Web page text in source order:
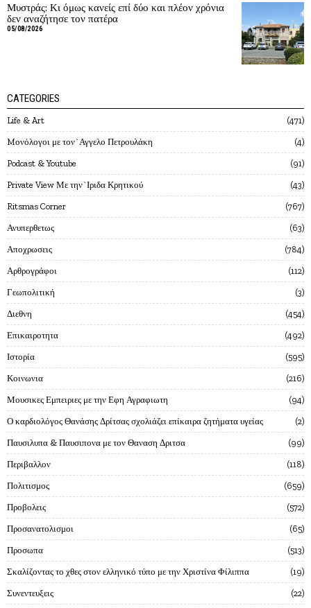
Μυστράς: Κι όμως κανείς επί δύο και πλέον χρόνια
δεν αναζήτησε τον πατέρα
05/08/2026
CATEGORIES
Life & Art 471
Mονόλογοι με τον`Αγγελο Πετρουλάκη 4
Podcast & Youtube 91
Private View Με την`Ιριδα Κρητικού 43
Ritsmas Corner 767
Ανυπερθετως 63
Αποχρωσεις 784
Αρθρογράφοι 112
Γεωπολιτική 3
Διεθνη 454
Επικαιροτητα 492
Ιστορία 595
Κοινωνια 216
Μουσικες Εμπειριες με την Εφη Αγραφιωτη 94
Ο καρδιολόγος Θανάσης Δρίτσας σχολιάζει επίκαιρα ζητήματα υγείας 2
Παυσιλυπα & Παυσιπονα με τον Θαναση Δριτσα 99
Περιβαλλον 118
Πολιτισμος 659
Προβολεις 572
Προσανατολισμοι 65
Προσωπα 513
Σκαλίζοντας το χθες στον ελληνικό τύπο με την Χριστίνα Φίλιππα 19
Συνεντευξεις 22